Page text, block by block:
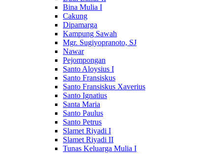
Bina Mulia I
Cakung
Dipamarga
Kampung Sawah
Mgr. Sugiyopranoto, SJ
Nawar
Pejompongan
Santo Aloysius I
Santo Fransiskus
Santo Fransiskus Xaverius
Santo Ignatius
Santa Maria
Santo Paulus
Santo Petrus
Slamet Riyadi I
Slamet Riyadi II
Tunas Keluarga Mulia I